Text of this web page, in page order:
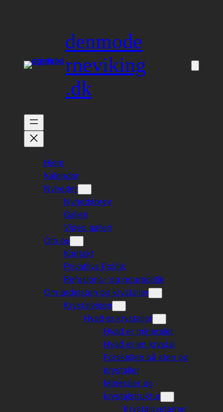
denmode
rneviking
.dk
Hjem
Kalender
Nyheder
Nyhedsbrev
Galleri
Video galleri
Om os
Kontakt
Privatlivs Politik
Refusions- og returpolitik
Om ædelsten og krystaller
Krystalviden
Hvad er krystaller
Hvad er mineraler
Hvad er en krystal
Forskellen på sten og
krystaller
Mineraler og
krystalstruktur
Krystalsystemer